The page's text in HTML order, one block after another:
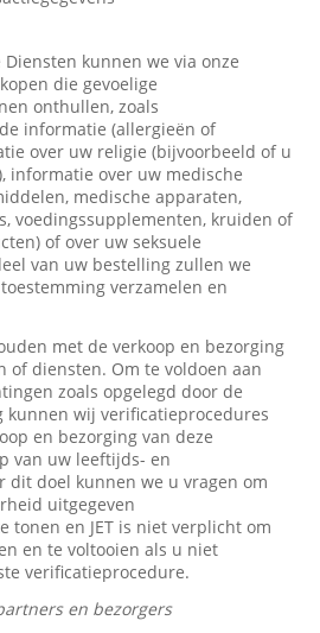
kunnen we via onze
die gevoelige
onthullen, zoals
informatie (allergieën of
over uw religie (bijvoorbeeld of u
informatie over uw medische
medische apparaten,
voedingssupplementen, kruiden of
of over uw seksuele
van uw bestelling zullen we
verzamelen en
met de verkoop en bezorging
of diensten. Om te voldoen aan
zoals opgelegd door de
kunnen wij verificatieprocedures
en bezorging van deze
van uw leeftijds- en
dit doel kunnen we u vragen om
uitgegeven
tonen en JET is niet verplicht om
en te voltooien als u niet
verificatieprocedure.
en bezorgers